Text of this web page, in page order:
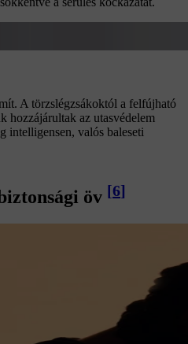
A törzslégzsákoktól a felfújható
hozzájárultak az utasvédelem
intelligensen, valós baleseti
öv [6]